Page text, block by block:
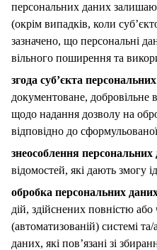
персональних даних
(окрім випадків, коли
зазначено, що персональні
вільного поширення та
згода суб’єкта
документоване, добровільне
щодо надання дозволу на
відповідно до
знеособлення персональних
відомостей, які дають змогу
обробка персональних
дій, здійснених повністю
(автоматизованій) системі
даних, які пов’язані зі